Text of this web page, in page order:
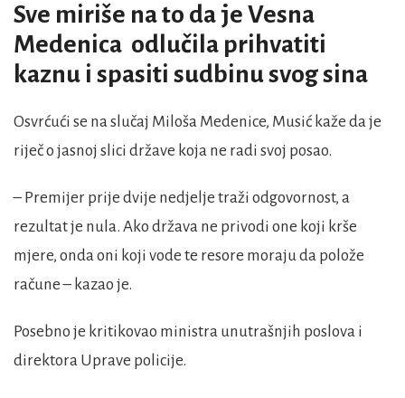
Sve miriše na to da je Vesna
Medenica odlučila prihvatiti
kaznu i spasiti sudbinu svog sina
Osvrćući se na slučaj Miloša Medenice, Musić kaže da je
riječ o jasnoj slici države koja ne radi svoj posao.
– Premijer prije dvije nedjelje traži odgovornost, a
rezultat je nula. Ako država ne privodi one koji krše
mjere, onda oni koji vode te resore moraju da polože
račune – kazao je.
Posebno je kritikovao ministra unutrašnjih poslova i
direktora Uprave policije.